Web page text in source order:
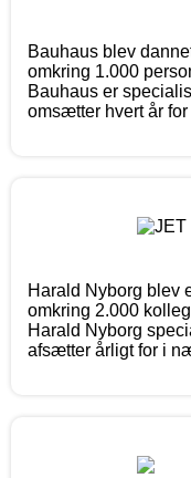
Bauhaus blev
omkring 1.000
Bauhaus er
omsætter hvert år
Harald Nyborg blev
omkring 2.000
Harald Nyborg
afsætter årligt for i